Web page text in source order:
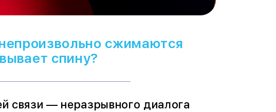
сжимаются
спину?
связи — неразрывного диалога